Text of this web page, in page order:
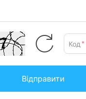
Код *
Відправити